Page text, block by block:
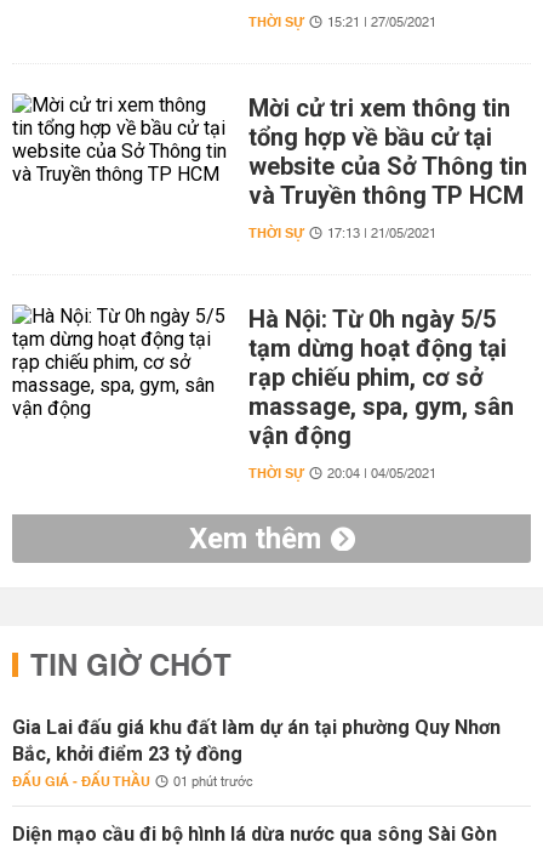
THỜI SỰ 15:21 | 27/05/2021
Mời cử tri xem thông tin
tổng hợp về bầu cử tại
website của Sở Thông tin
và Truyền thông TP HCM
THỜI SỰ 17:13 | 21/05/2021
Hà Nội: Từ 0h ngày 5/5
tạm dừng hoạt động tại
rạp chiếu phim, cơ sở
massage, spa, gym, sân
vận động
THỜI SỰ 20:04 | 04/05/2021
Xem thêm
TIN GIỜ CHÓT
Gia Lai đấu giá khu đất làm dự án tại phường Quy Nhơn
Bắc, khởi điểm 23 tỷ đồng
ĐẤU GIÁ - ĐẤU THẦU 01 phút trước
Diện mạo cầu đi bộ hình lá dừa nước qua sông Sài Gòn